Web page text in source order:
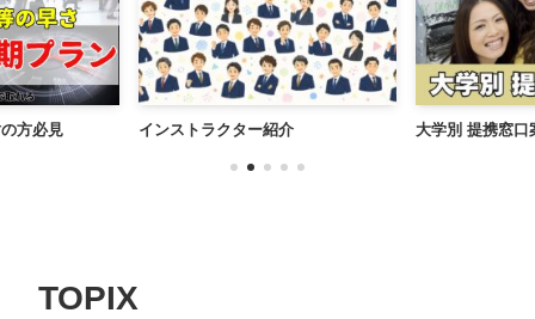
方必見 インストラクター紹介 大学別 提携窓口
TOPIX